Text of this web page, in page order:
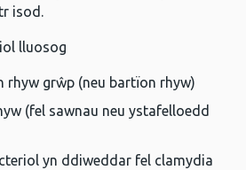
isod.
lluosog
rhyw grŵp (neu bartïon rhyw)
(fel sawnau neu ystafelloedd
yn ddiweddar fel clamydia